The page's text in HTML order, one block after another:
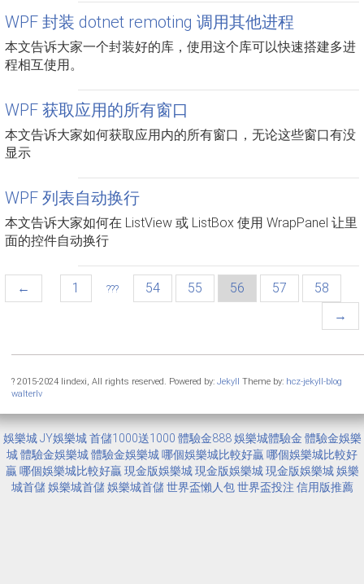
WPF 封装 dotnet remoting 调用其他进程
本文告诉大家一个封装好的库，使用这个库可以快速搭建多进
程相互使用。
WPF 获取应用的所有窗口
本文告诉大家如何获取应用内的所有窗口，无论这些窗口有没
显示
WPF 列表自动换行
本文告诉大家如何在 ListView 或 ListBox 使用 WrapPanel 让里
面的控件自动换行
← 1 ??? 54 55 56 (current)
57
58
→
? 2015-2024 lindexi, All rights reserved. Powered by: Jekyll Theme by: hcz-jekyll-blog
walterlv
娛樂城 JY娛樂城 首儲1000送1000 體驗金888 娛樂城體驗金 體驗金娛樂
城體驗金娛樂城體驗金娛樂城哪個娛樂城比較好贏 哪個娛樂城比較好
贏 哪個娛樂城比較好贏 現金版娛樂城 現金版娛樂城 現金版娛樂城 娛樂
城首儲 娛樂城首儲 娛樂城首儲 世界盃懶人包 世界盃投注 信用版推薦